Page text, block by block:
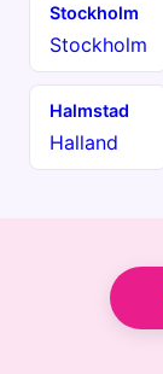
Stockholm
Stockholm
Halmstad
Halland